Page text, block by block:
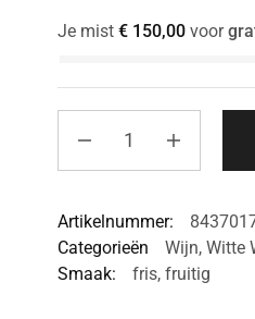
Je mist €150,00voor
Artikelnummer:
Categorieën
Wijn, Witte
Smaak:
fris, fruitig